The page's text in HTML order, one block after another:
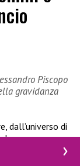
Piscopo
gravidanza
dall’universo di
ha
L’ex